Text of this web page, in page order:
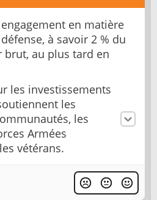
en matière
à savoir 2 % du
au plus tard en
les investissements
les
les
Armées
vétérans.